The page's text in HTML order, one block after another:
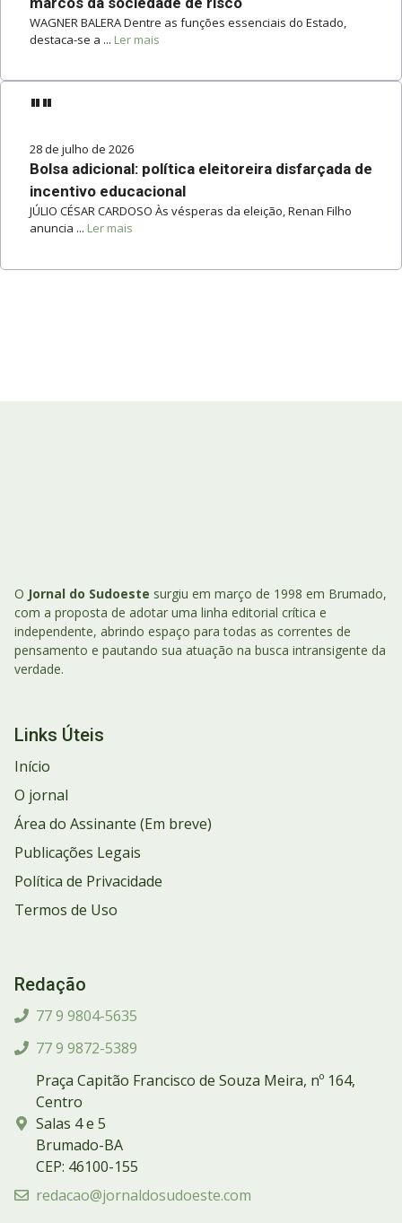
WAGNER BALERA Dentre as funções essenciais do Estado,
destaca-se a ... Ler mais
""
28 de julho de 2026
Bolsa adicional: política eleitoreira disfarçada de
incentivo educacional
JÚLIO CÉSAR CARDOSO Às vésperas da eleição, Renan Filho
anuncia ... Ler mais
O Jornal do Sudoeste surgiu em março de 1998 em Brumado,
com a proposta de adotar uma linha editorial crítica e
independente, abrindo espaço para todas as correntes de
pensamento e pautando sua atuação na busca intransigente da
verdade.
Links Úteis
Início
O jornal
Área do Assinante (Em breve)
Publicações Legais
Política de Privacidade
Termos de Uso
Redação
77 9 9804-5635
77 9 9872-5389
Praça Capitão Francisco de Souza Meira, nº 164,
Centro
Salas 4 e 5
Brumado-BA
CEP: 46100-155
redacao@jornaldosudoeste.com